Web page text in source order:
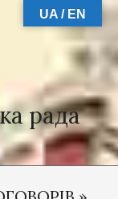
рада
UA / EN